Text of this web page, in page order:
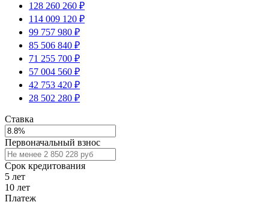
128 260 260 ₽
114 009 120 ₽
99 757 980 ₽
85 506 840 ₽
71 255 700 ₽
57 004 560 ₽
42 753 420 ₽
28 502 280 ₽
Ставка
Первоначальный взнос
Срок кредитования
5 лет
10 лет
Платеж